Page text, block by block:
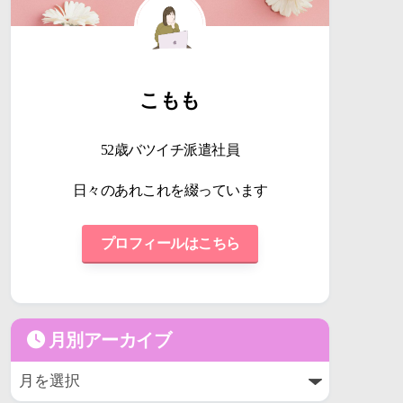
こもも
52歳バツイチ派遣社員
日々のあれこれを綴っています
プロフィールはこちら
月別アーカイブ